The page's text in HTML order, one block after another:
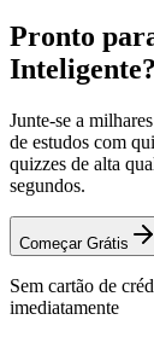
Pronto
Inteligente?
Junte-se a
de estudos com
quizzes de alta
segundos.
Começar Grátis
Sem cartão de
imediatamente